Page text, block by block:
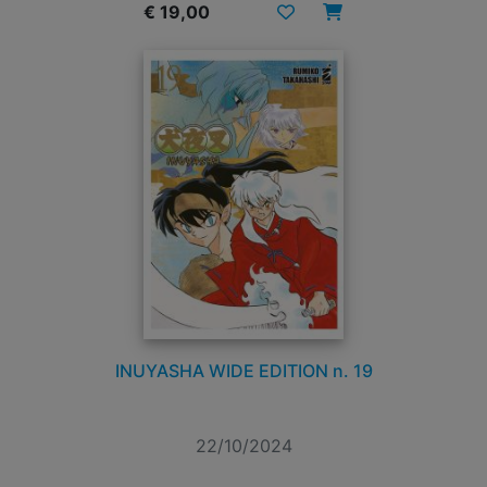
€ 19,00
INUYASHA WIDE EDITION n. 19
22/10/2024